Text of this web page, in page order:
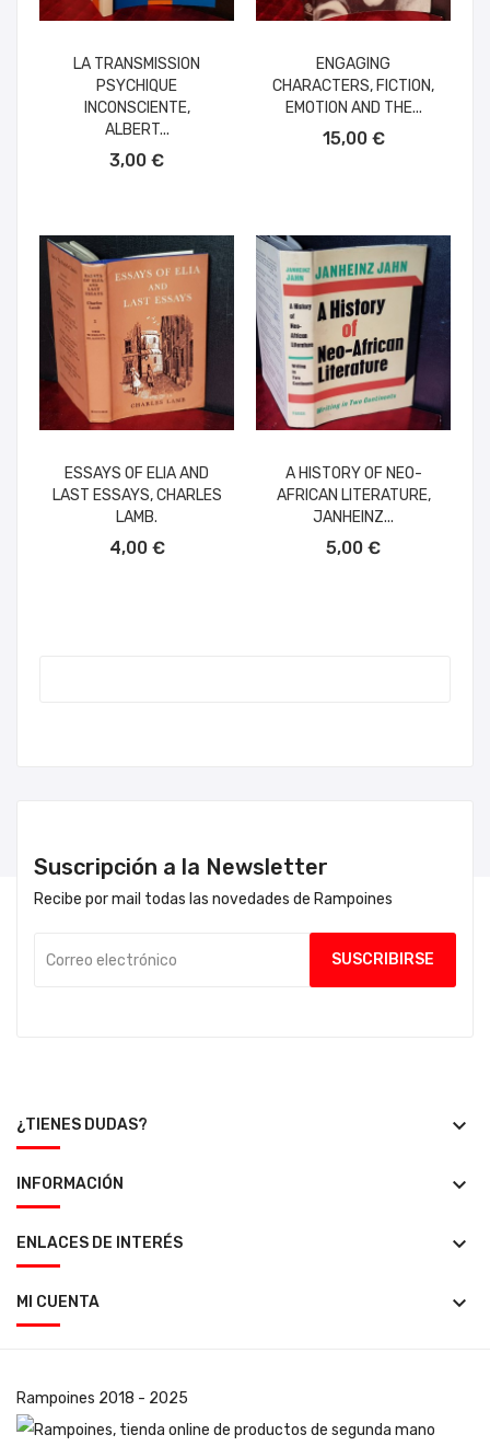
LA TRANSMISSION
PSYCHIQUE
INCONSCIENTE,
ALBERT...
3,00 €
ENGAGING
CHARACTERS, FICTION,
EMOTION AND THE...
15,00 €
ESSAYS OF ELIA AND
LAST ESSAYS, CHARLES
LAMB.
4,00 €
A HISTORY OF NEO-
AFRICAN LITERATURE,
JANHEINZ...
5,00 €
Suscripción a la Newsletter
Recibe por mail todas las novedades de Rampoines
¿TIENES DUDAS? keyboard_arrow_down
INFORMACIÓN keyboard_arrow_down
ENLACES DE INTERÉS keyboard_arrow_down
MI CUENTA keyboard_arrow_down
Rampoines 2018 - 2025